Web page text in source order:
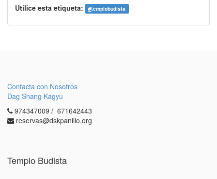
Utilice esta etiqueta: #templobudista
Contacta con Nosotros
Dag Shang Kagyu
974347009 / 671642443
reservas@dskpanillo.org
Templo Budista